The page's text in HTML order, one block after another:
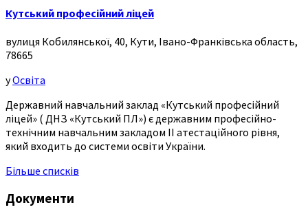
Кутський професійний ліцей
вулиця Кобилянської, 40, Кути, Івано-Франківська область,
78665
уОсвіта
Державний навчальний заклад «Кутський професійний
ліцей» ( ДНЗ «Кутський ПЛ») є державним професійно-
технічним навчальним закладом ІІ атестаційного рівня,
який входить до системи освіти України.
Більше списків
Документи